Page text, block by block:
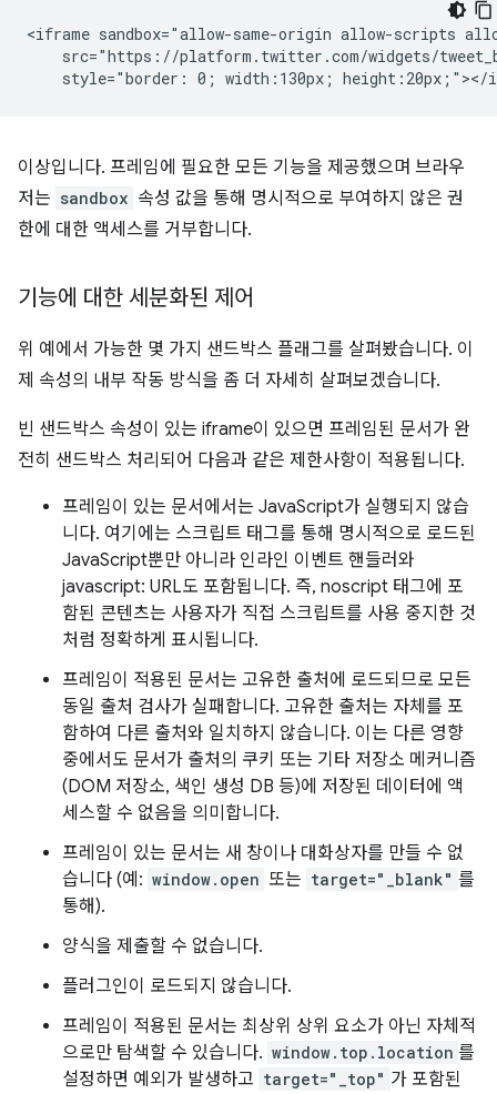
<iframe sandbox="allow-same-origin allow-scripts
src="https://platform.twitter.com/widgets/
이상입니다. 프레임에 필요한 모든 기능을 제공했으며 브라우
저는 sandbox 속성 값을 통해 명시적으로 부여하지 않은 권
한에 대한 액세스를 거부합니다.
기능에 대한 세분화된 제어
위 예에서 가능한 몇 가지 샌드박스 플래그를 살펴봤습니다. 이
제 속성의 내부 작동 방식을 좀 더 자세히 살펴보겠습니다.
빈 샌드박스 속성이 있는 iframe이 있으면 프레임된 문서가 완
전히 샌드박스 처리되어 다음과 같은 제한사항이 적용됩니다.
프레임이 있는 문서에서는 JavaScript가 실행되지 않습
니다. 여기에는 스크립트 태그를 통해 명시적으로 로드된
JavaScript뿐만 아니라 인라인 이벤트 핸들러와
javascript: URL도 포함됩니다. 즉, noscript 태그에 포
함된 콘텐츠는 사용자가 직접 스크립트를 사용 중지한 것
처럼 정확하게 표시됩니다.
프레임이 적용된 문서는 고유한 출처에 로드되므로 모든
동일 출처 검사가 실패합니다. 고유한 출처는 자체를 포
함하여 다른 출처와 일치하지 않습니다. 이는 다른 영향
중에서도 문서가 출처의 쿠키 또는 기타 저장소 메커니즘
(DOM 저장소, 색인 생성 DB 등)에 저장된 데이터에 액
세스할 수 없음을 의미합니다.
프레임이 있는 문서는 새 창이나 대화상자를 만들 수 없
습니다 (예: window.open 또는 target="_blank" 를
통해).
양식을 제출할 수 없습니다.
플러그인이 로드되지 않습니다.
프레임이 적용된 문서는 최상위 상위 요소가 아닌 자체적
으로만 탐색할 수 있습니다. window.top.location 를
설정하면 예외가 발생하고 target="_top" 가 포함된